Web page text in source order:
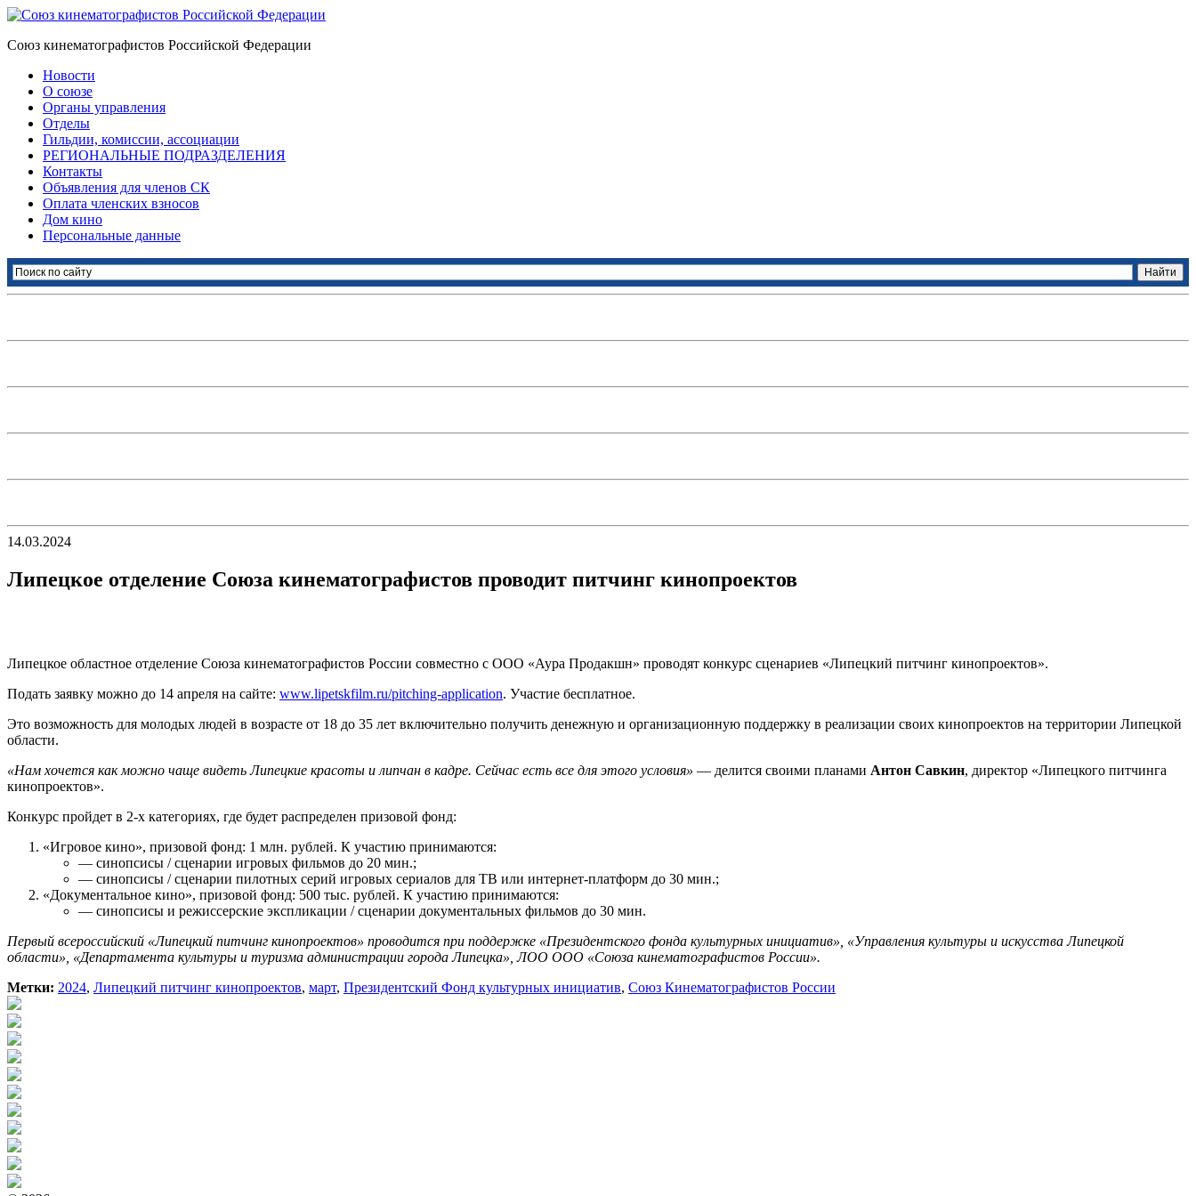
Союз кинематографистов Российской Федерации
Новости
О союзе
Органы управления
Отделы
Гильдии, комиссии, ассоциации
РЕГИОНАЛЬНЫЕ ПОДРАЗДЕЛЕНИЯ
Контакты
Объявления для членов СК
Оплата членских взносов
Дом кино
Персональные данные
14.03.2024
Липецкое отделение Союза кинематографистов проводит питчинг кинопроектов
Липецкое областное отделение Союза кинематографистов России совместно с ООО «Аура Продакшн» проводят конкурс сценариев «Липецкий питчинг кинопроектов».
Подать заявку можно до 14 апреля на сайте: www.lipetskfilm.ru/pitching-application. Участие бесплатное.
Это возможность для молодых людей в возрасте от 18 до 35 лет включительно получить денежную и организационную поддержку в реализации своих кинопроектов на территории Липецкой
области.
«Нам хочется как можно чаще видеть Липецкие красоты и липчан в кадре. Сейчас есть все для этого условия» — делится своими планами Антон Савкин, директор «Липецкого питчинга
кинопроектов».
Конкурс пройдет в 2-х категориях, где будет распределен призовой фонд:
«Игровое кино», призовой фонд: 1 млн. рублей. К участию принимаются:
— синопсисы / сценарии игровых фильмов до 20 мин.;
— синопсисы / сценарии пилотных серий игровых сериалов для ТВ или интернет-платформ до 30 мин.;
«Документальное кино», призовой фонд: 500 тыс. рублей. К участию принимаются:
— синопсисы и режиссерские экспликации / сценарии документальных фильмов до 30 мин.
Первый всероссийский «Липецкий питчинг кинопроектов» проводится при поддержке «Президентского фонда культурных инициатив», «Управления культуры и искусства Липецкой
области», «Департамента культуры и туризма администрации города Липецка», ЛОО ООО «Союза кинематографистов России».
Метки: 2024, Липецкий питчинг кинопроектов, март, Президентский Фонд культурных инициатив, Союз Кинематографистов России